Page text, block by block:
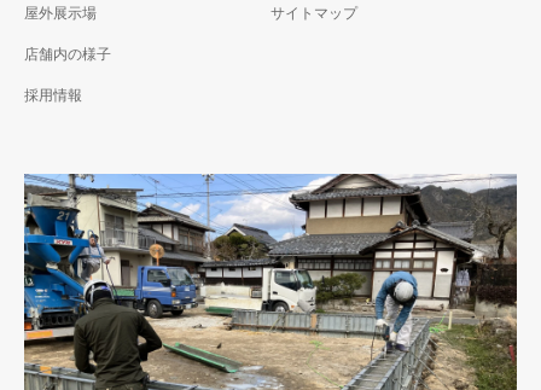
屋外展示場
店舗内の様子
採用情報
サイトマップ